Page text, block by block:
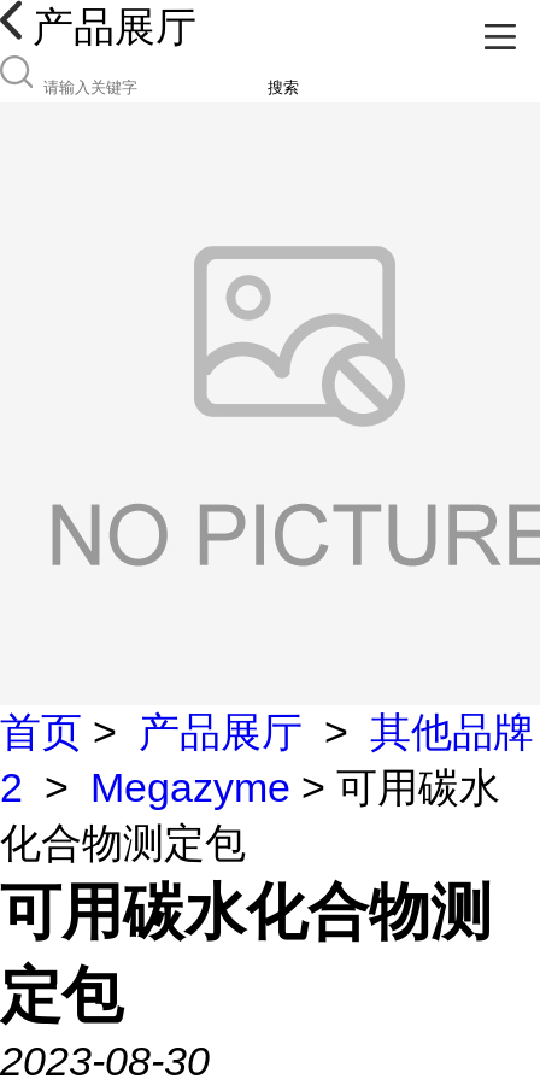
产品展厅
搜索
首页 > 产品展厅 > 其他品牌
2 > Megazyme > 可用碳水
化合物测定包
可用碳水化合物测
定包
2023-08-30